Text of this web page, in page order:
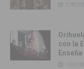
17/07/
con la
17/07/